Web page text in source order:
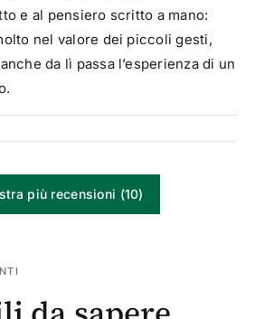
e al pensiero scritto a mano:
nel valore dei piccoli gesti,
da lì passa l’esperienza di un
più recensioni (10)